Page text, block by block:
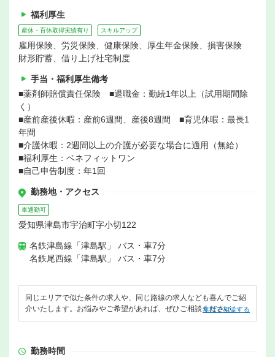
福利厚生
産休・育休取得実績有り スキルアップ
雇用保険、労災保険、健康保険、厚生年金保険、損害保険
財形貯蓄、借り上げ社宅制度
手当・福利厚生備考
■薬剤師賠償責任保険 ■退職金：勤続1年以上（試用期間除
く）
■産前産後休暇：産前6週間、産後8週間 ■育児休暇：最長1
年間
■介護休暇：2週間以上の介護が必要な場合に適用（無給）
■福利厚生：ベネフィットワン
■自己申告制度：年1回
勤務地・アクセス
車通勤可
愛知県津島市宇治町字小切122
名鉄津島線「津島駅」 バス・車7分
名鉄尾西線「津島駅」 バス・車7分
同じエリアで似た条件の求人や、同じ路線の求人なども喜んでご紹
介いたします。お悩みやご希望があれば、ぜひご相談ください。
無料で相談する
勤務時間